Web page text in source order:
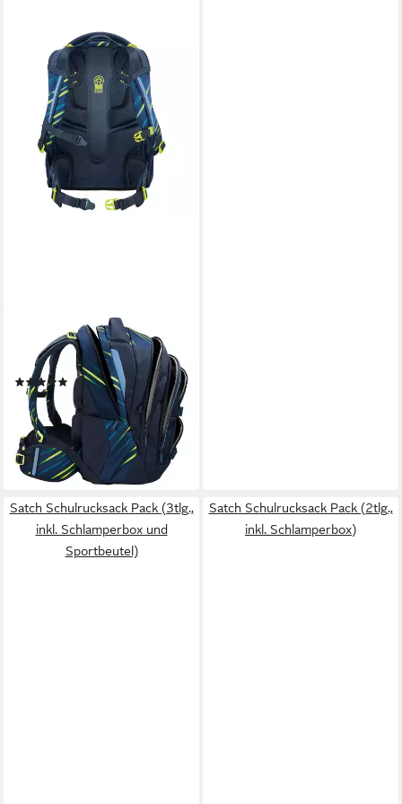
COOCAZOO
Schulrucksack Porter,
Polyester
(3)
ab 139,99 € UVP159,99 €
-13%
lieferbar - in 2-3 Werktagen bei dir
+5
Satch Schulrucksack Pack (3tlg.,
inkl. Schlamperbox und
Sportbeutel)
Satch Schulrucksack Pack (2tlg.,
inkl. Schlamperbox)